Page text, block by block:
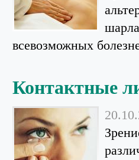
всевозможных
Контактные